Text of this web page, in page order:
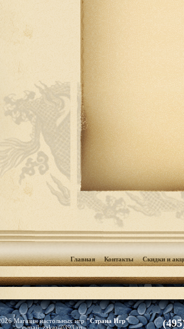
Главная Контакты Скидки и
Магазин настольных игр"Страна Игр"
e-mail:zakaz@393.ru